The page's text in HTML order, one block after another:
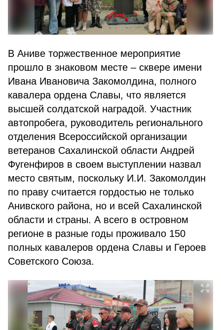
В Аниве торжественное мероприятие
прошло в знаковом месте – сквере имени
Ивана Ивановича Закомолдина, полного
кавалера ордена Славы, что является
высшей солдатской наградой. Участник
автопробега, руководитель регионального
отделения Всероссийской организации
ветеранов Сахалинской области Андрей
Фугенфиров в своем выступлении назвал
место святым, поскольку И.И. Закомолдин
по праву считается гордостью не только
Анивского района, но и всей Сахалинской
области и страны. А всего в островном
регионе в разные годы проживало 150
полных кавалеров ордена Славы и Героев
Советского Союза.